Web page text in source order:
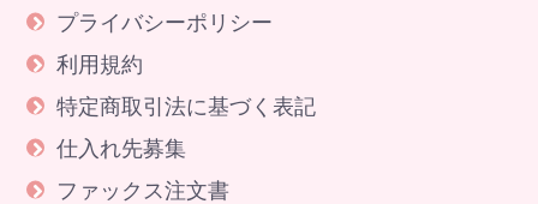
プライバシーポリシー
利用規約
特定商取引法に基づく表記
仕入れ先募集
ファックス注文書